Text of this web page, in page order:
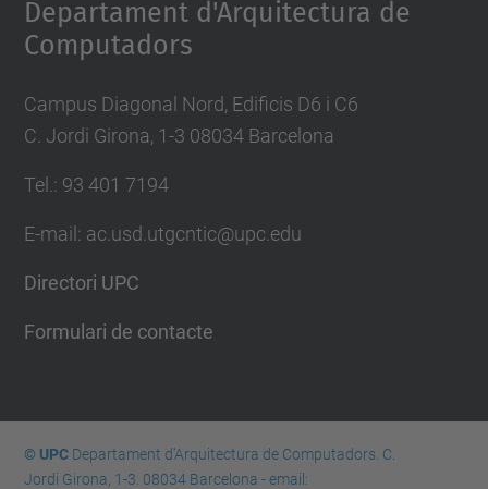
Departament d'Arquitectura de
Computadors
Campus Diagonal Nord, Edificis D6 i C6
C. Jordi Girona, 1-3 08034 Barcelona
Tel.: 93 401 7194
E-mail: ac.usd.utgcntic@upc.edu
Directori UPC
Formulari de contacte
© UPCDepartament d'Arquitectura de Computadors. C.
Jordi Girona, 1-3. 08034 Barcelona - email: